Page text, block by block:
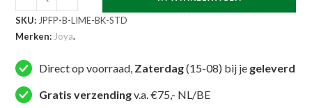
Performance
Focus
FM200
Zwart
Limoengroen
SKU: JPFP-B-LIME-BK-STD
Merken: Joya.
Direct op voorraad, Zaterdag(15-08) bij je geleverd
Gratis verzendingv.a. €75,- NL/BE